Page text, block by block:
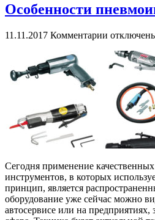
Особенности
11.11.2017 Комментарии к
Сегодня применение
инструментов, в которых
принцип, является
оборудование уже сейчас можно
автосервисе или на